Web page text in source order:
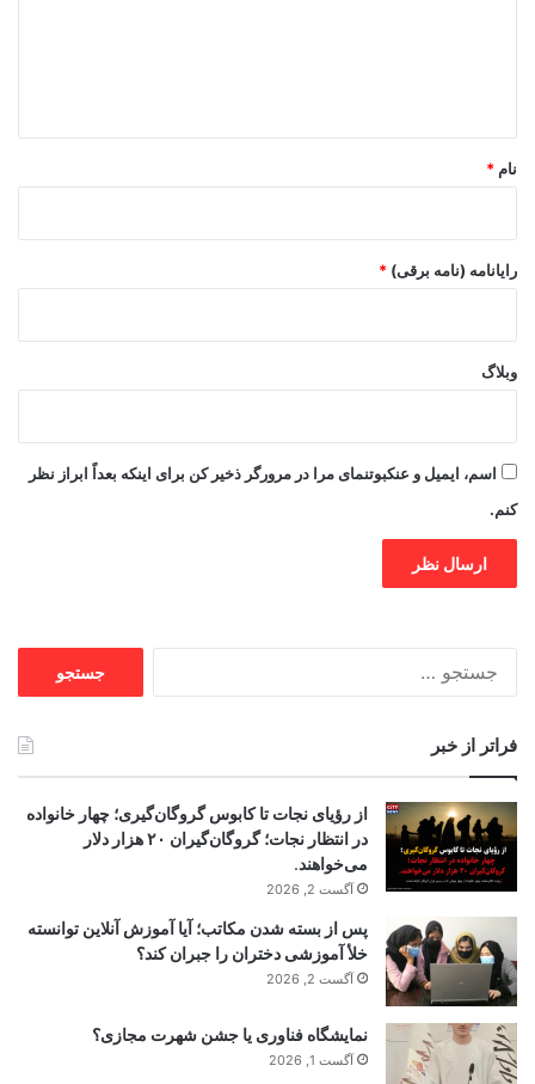
نام *
رایانامه (نامه برقی) *
وبلاگ
اسم، ایمیل و عنکبوتنمای مرا در مرورگر ذخیر کن برای اینکه بعداً ابراز نظر
کنم.
فراتر از خبر
از رؤیای نجات تا کابوس گروگان‌گیری؛ چهار خانواده
در انتظار نجات؛ گروگان‌گیران ۲۰ هزار دلار
می‌خواهند.
آگست 2, 2026
پس از بسته شدن مکاتب؛ آیا آموزش آنلاین توانسته
خلأ آموزشی دختران را جبران کند؟
آگست 2, 2026
نمایشگاه فناوری یا جشن شهرت مجازی؟
آگست 1, 2026